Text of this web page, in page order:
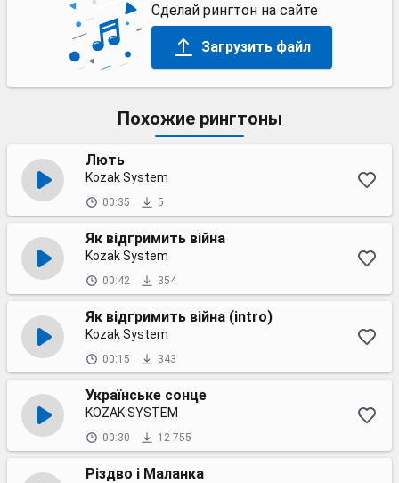
Сделай рингтон на сайте
Загрузить файл
Похожие рингтоны
Лють
Kozak System
00:35 5
Як відгримить війна
Kozak System
00:42 354
Як відгримить війна (intro)
Kozak System
00:15 343
Українське сонце
KOZAK SYSTEM
00:30 12 755
Різдво і Маланка